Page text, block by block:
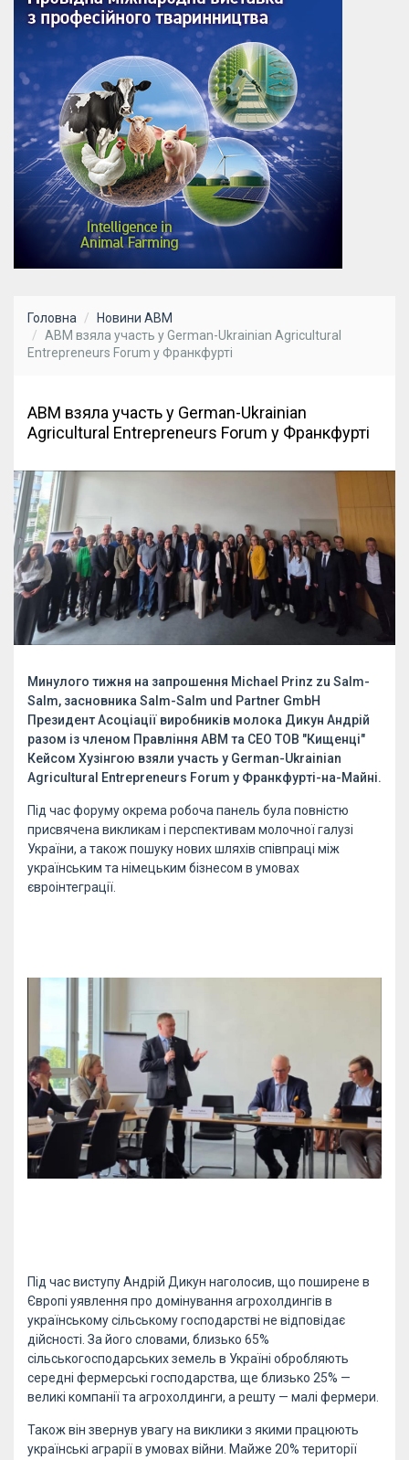
Головна
Новини АВМ
АВМ взяла участь у German-Ukrainian Agricultural
Entrepreneurs Forum у Франкфурті
АВМ взяла участь у German-Ukrainian
Agricultural Entrepreneurs Forum у Франкфурті
Минулого тижня на запрошення Michael Prinz zu Salm-
Salm, засновника Salm-Salm und Partner GmbH
Президент Асоціації виробників молока Дикун Андрій
разом із членом Правління АВМ та CEO ТОВ "Кищенці"
Кейсом Хузінгою взяли участь у German-Ukrainian
Agricultural Entrepreneurs Forum у Франкфурті-на-Майні.
Під час форуму окрема робоча панель була повністю
присвячена викликам і перспективам молочної галузі
України, а також пошуку нових шляхів співпраці між
українським та німецьким бізнесом в умовах
євроінтеграції.
Під час виступу Андрій Дикун наголосив, що поширене в
Європі уявлення про домінування агрохолдингів в
українському сільському господарстві не відповідає
дійсності. За його словами, близько 65%
сільськогосподарських земель в Україні обробляють
середні фермерські господарства, ще близько 25% —
великі компанії та агрохолдинги, а решту — малі фермери.
Також він звернув увагу на виклики з якими працюють
українські аграрії в умовах війни. Майже 20% території